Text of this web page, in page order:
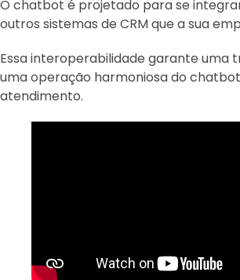
O chatbot é projetado para se
outros sistemas de CRM que a sua
Essa interoperabilidade garante uma
uma operação harmoniosa do
atendimento.